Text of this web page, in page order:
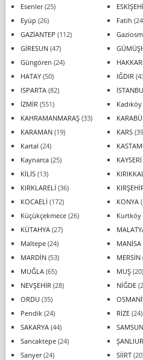
Esenler(25)
Eyüp (26) Fatih
GAZİANTEP (112)
GİRESUN(47)
Güngören (24) HAKKARİ
HATAY(50) IĞDIR
ISPARTA(82)
İZMİR (551) Kadıköy
KAHRAMANMARAŞ(33)
KARAMAN(19) KARS
Kartal (24)
Kaynarca(25) KAYSERİ
KİLİS(13)
KIRKLARELİ (36)
KOCAELİ (172) KONYA
Küçükçekmece(26) Kurtköy
KÜTAHYA(27)
Maltepe(24) MANİSA
MARDİN(53) MERSİN
MUĞLA(65) MUŞ(20)
NEVŞEHİR (28) NİĞDE
ORDU (35)
Pendik(24) RİZE(24)
SAKARYA(44) SAMSUN
Sancaktepe(24)
Sarıyer(24) SİİRT